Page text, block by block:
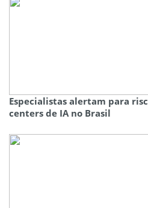
Especialistas alertam para
centers de IA no Brasil